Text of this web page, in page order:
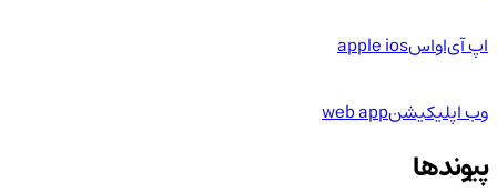
اپ آی‌او‌اسapple ios
وب اپلیکیشنweb app
پیوندها